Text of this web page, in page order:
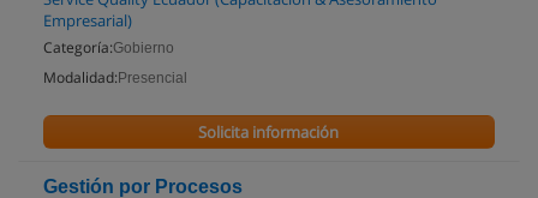
Empresarial)
Categoría:Gobierno
Modalidad: Presencial
Solicita información
Gestión por Procesos